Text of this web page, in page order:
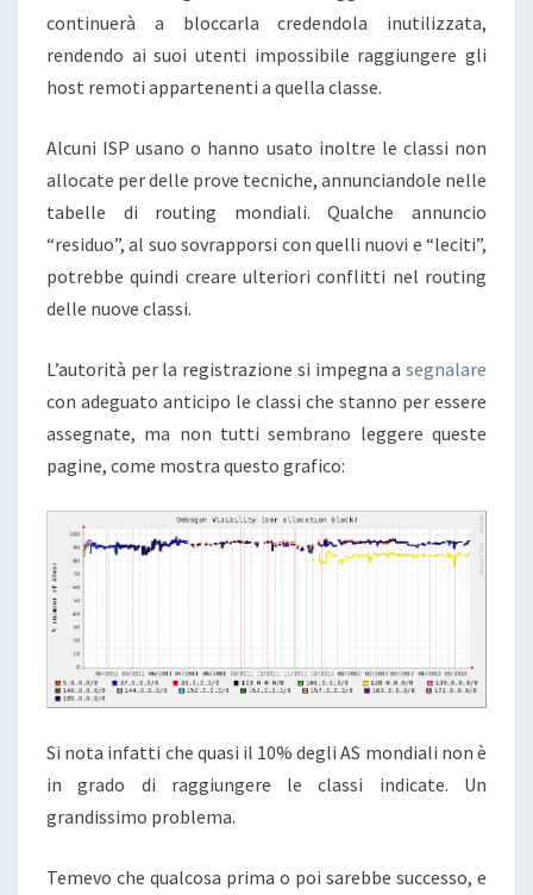
continuerà a bloccarla credendola inutilizzata,
rendendo ai suoi utenti impossibile raggiungere gli
host remoti appartenenti a quella classe.
Alcuni ISP usano o hanno usato inoltre le classi non
allocate per delle prove tecniche, annunciandole nelle
tabelle di routing mondiali. Qualche annuncio
“residuo”, al suo sovrapporsi con quelli nuovi e “leciti”,
potrebbe quindi creare ulteriori conflitti nel routing
delle nuove classi.
L’autorità per la registrazione si impegna a segnalare
con adeguato anticipo le classi che stanno per essere
assegnate, ma non tutti sembrano leggere queste
pagine, come mostra questo grafico:
Si nota infatti che quasi il 10% degli AS mondiali non è
in grado di raggiungere le classi indicate. Un
grandissimo problema.
Temevo che qualcosa prima o poi sarebbe successo, e